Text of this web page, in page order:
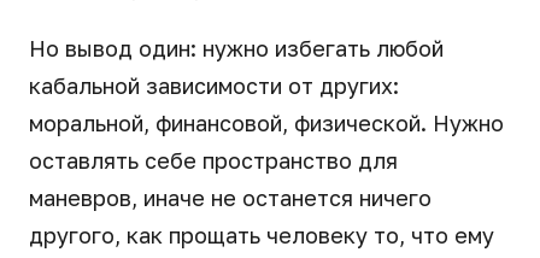
Но вывод один: нужно избегать любой
кабальной зависимости от других:
моральной, финансовой, физической. Нужно
оставлять себе пространство для
маневров, иначе не останется ничего
другого, как прощать человеку то, что ему